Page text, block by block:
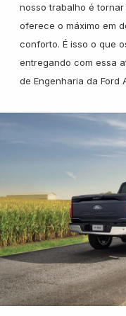
RAM
nosso trabalho é
oferece o máximo em
conforto. É isso o que
entregando com essa
de Engenharia da Ford